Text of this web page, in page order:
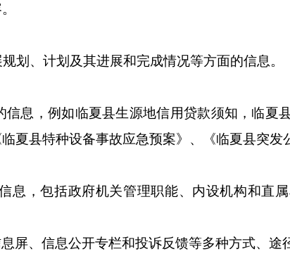
划、计划及其进展和完成情况等方面的信息。
息，例如临夏县生源地信用贷款须知，临夏
夏县特种设备事故应急预案》、《临夏县突发
息，包括政府机关管理职能、内设机构和直
屏、信息公开专栏和投诉反馈等多种方式、途